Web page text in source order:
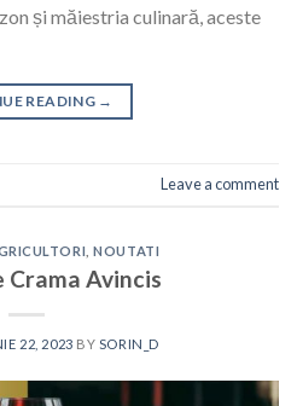
și măiestria culinară, aceste
READING →
Leave a comment
,NOUTATI
Crama Avincis
22, 2023 BY SORIN_D